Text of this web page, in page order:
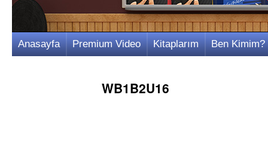
İçeriğe
Anasayfa Premium Video Kitaplarım Ben Kimim?
WB1B2U16